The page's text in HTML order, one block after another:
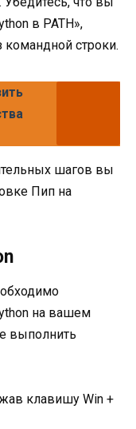
в PATH»,
строки.
шагов вы
Пип на
на вашем
выполнить
клавишу Win +